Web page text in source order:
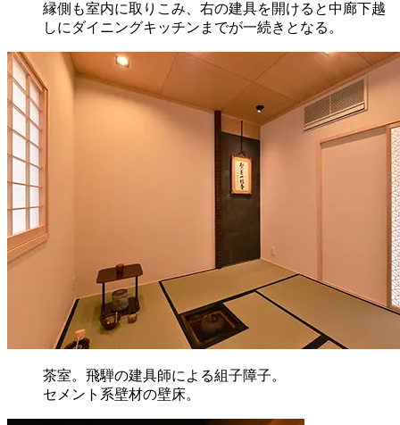
縁側も室内に取りこみ、右の建具を開けると中廊下越
しにダイニングキッチンまでが一続きとなる。
茶室。飛騨の建具師による組子障子。
セメント系壁材の壁床。